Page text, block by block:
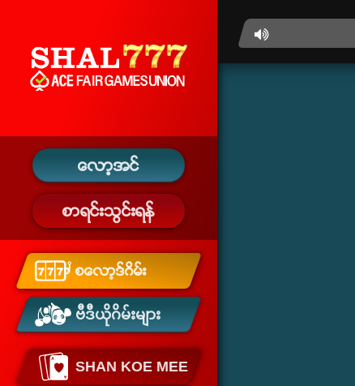
ေလာ့အင္
စာရင္းသြင္းရန္
စေလာ့ဒ္ဂိမ္း
ဗီဒီယိုဂိမ်းများ
SHAN KOE MEE